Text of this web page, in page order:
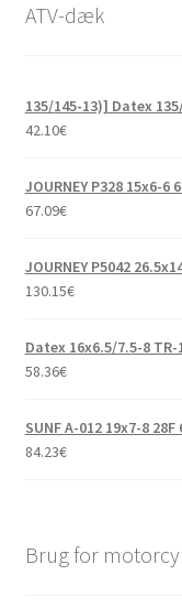
ATV-dæk
135/145-13)] Datex
42.10€
JOURNEY P328 15x6-6
67.09€
JOURNEY P5042
130.15€
Datex 16x6.5/7.5-8 TR-
58.36€
SUNF A-012 19x7-8 28F
84.23€
Brug for